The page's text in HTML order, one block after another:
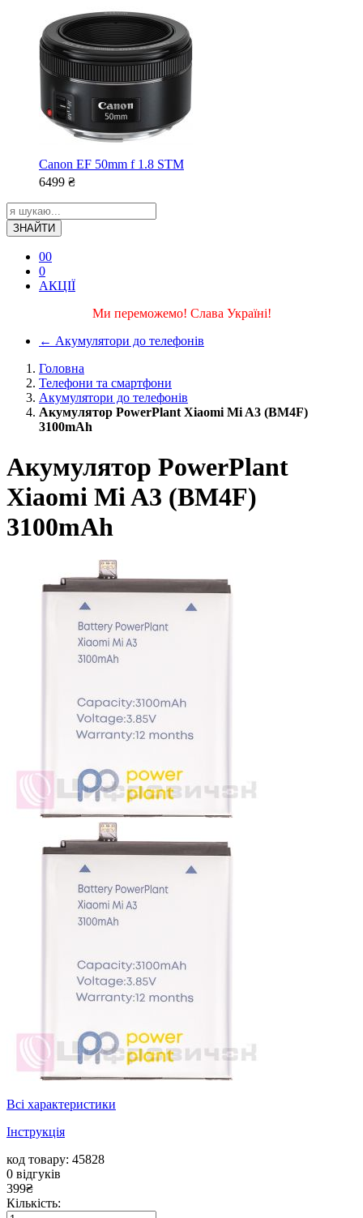
Canon EF 50mm f 1.8 STM
6499 ₴
ЗНАЙТИ
00
0
АКЦІЇ
Ми переможемо! Слава Україні!
← Акумулятори до телефонів
Головна
Телефони та смартфони
Акумулятори до телефонів
Акумулятор PowerPlant Xiaomi Mi A3 (BM4F)
3100mAh
Акумулятор PowerPlant
Xiaomi Mi A3 (BM4F)
3100mAh
Всі характеристики
Інструкція
код товару: 45828
0 відгуків
399₴
Кількість: